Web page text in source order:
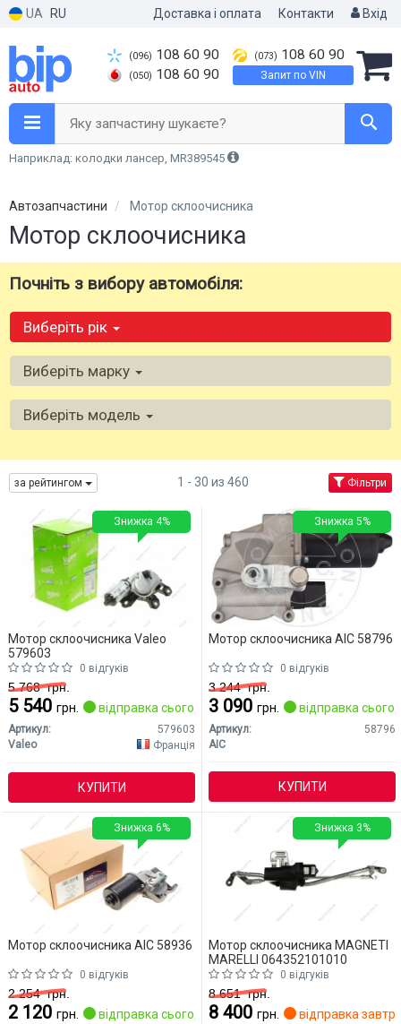
UA RU Доставка і оплата Контакти Вхід
(096) 108 60 90
(050) 108 60 90
(073) 108 60 90
Запит по VIN
Яку запчастину шукаєте?
Наприклад: колодки лансер, MR389545
Автозапчастини Мотор склоочисника
Мотор склоочисника
Почніть з вибору автомобіля:
Виберіть рік
Виберіть марку
Виберіть модель
за рейтингом 1 - 30 из 460 Фільтри
Мотор склоочисника Valeo
579603
0 відгуків
5 768грн.
5 540 грн. відправка сьогодні
Артикул:
579603
Valeo
Франція
КУПИТИ
Знижка 4%
Мотор склоочисника AIC 58796
0 відгуків
3 244грн.
3 090 грн. відправка
Артикул:
58796
AIC
КУПИТИ
Знижка 5%
Мотор склоочисника AIC 58936
0 відгуків
2 254грн.
2 120 грн. відправка сьогодні
Знижка 6%
Мотор склоочисника MAGNETI
MARELLI 064352101010
0 відгуків
8 651грн.
8 400 грн. відправка
Знижка 3%